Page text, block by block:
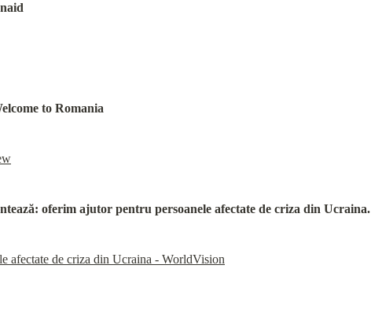
to Romania
oferim ajutor pentru persoanele afectate de criza din Ucraina.
afectate de criza din Ucraina - WorldVision